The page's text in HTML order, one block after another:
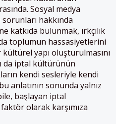
Sosyal medya
hakkında
katkıda bulunmak, ırkçılık
toplumun hassasiyetlerini
yapı oluşturulmasını
da iptal kültürünün
kendi sesleriyle kendi
anlatının sonunda yalnız
başlayan iptal
olarak karşımıza